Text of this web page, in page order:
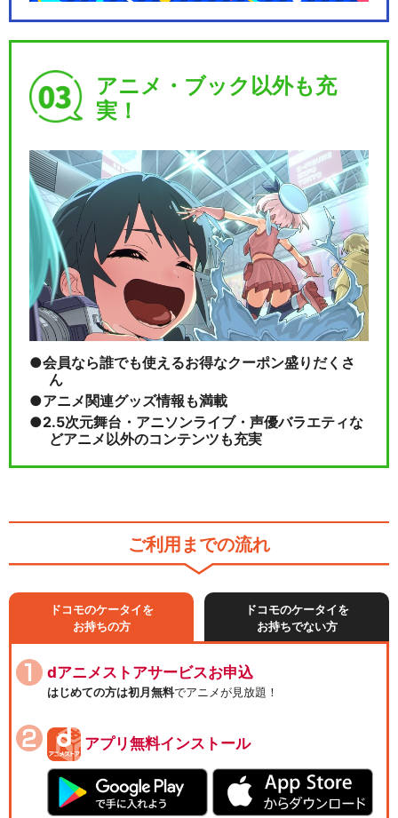
アニメ・ブック以外も充
実！
会員なら誰でも使えるお得なクーポン盛りだくさ
ん
アニメ関連グッズ情報も満載
2.5次元舞台・アニソンライブ・声優バラエティな
どアニメ以外のコンテンツも充実
ご利用までの流れ
ドコモのケータイを
お持ちの方
ドコモのケータイを
お持ちでない方
dアニメストアサービスお申込
はじめての方は初月無料でアニメが見放題！
アプリ無料インストール